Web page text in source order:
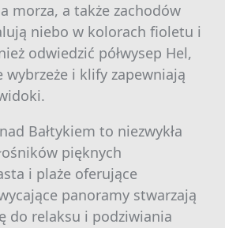
morza, a także zachodów
niebo w kolorach fioletu i
odwiedzić półwysep Hel,
wybrzeże i klify zapewniają
Bałtykiem to niezwykła
pięknych
i plaże oferujące
panoramy stwarzają
do relaksu i podziwiania